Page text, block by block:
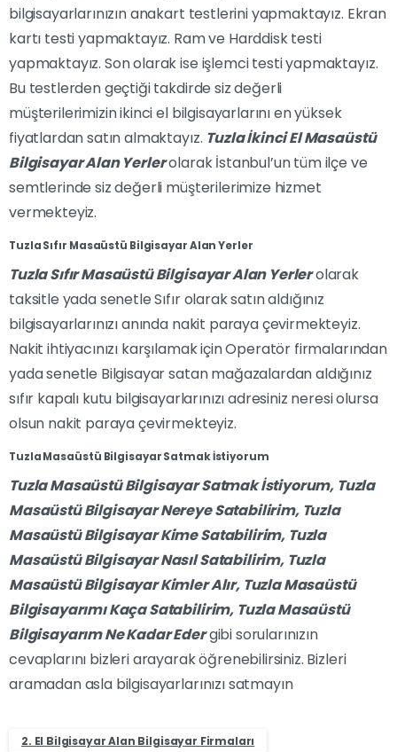
bilgisayarlarınızın anakart testlerini yapmaktayız. Ekran
kartı testi yapmaktayız. Ram ve Harddisk testi
yapmaktayız. Son olarak ise işlemci testi yapmaktayız.
Bu testlerden geçtiği takdirde siz değerli
müşterilerimizin ikinci el bilgisayarlarını en yüksek
fiyatlardan satın almaktayız. Tuzla İkinci El Masaüstü
Bilgisayar Alan Yerlerolarak İstanbul’un tüm ilçe ve
semtlerinde siz değerli müşterilerimize hizmet
vermekteyiz.
Tuzla Sıfır Masaüstü Bilgisayar Alan Yerler
Tuzla Sıfır Masaüstü Bilgisayar Alan Yerlerolarak
taksitle yada senetle Sıfır olarak satın aldığınız
bilgisayarlarınızı anında nakit paraya çevirmekteyiz.
Nakit ihtiyacınızı karşılamak için Operatör firmalarından
yada senetle Bilgisayar satan mağazalardan aldığınız
sıfır kapalı kutu bilgisayarlarınızı adresiniz neresi olursa
olsun nakit paraya çevirmekteyiz.
Tuzla Masaüstü Bilgisayar Satmak İstiyorum
Tuzla Masaüstü Bilgisayar Satmak İstiyorum, Tuzla
Masaüstü Bilgisayar Nereye Satabilirim, Tuzla
Masaüstü Bilgisayar Kime Satabilirim, Tuzla
Masaüstü Bilgisayar Nasıl Satabilirim, Tuzla
Masaüstü Bilgisayar Kimler Alır, TuzlaMasaüstü
Bilgisayarımı Kaça Satabilirim, TuzlaMasaüstü
Bilgisayarım Ne Kadar Edergibi sorularınızın
cevaplarını bizleri arayarak öğrenebilirsiniz. Bizleri
aramadan asla bilgisayarlarınızı satmayın
2. El Bilgisayar Alan Bilgisayar Firmaları